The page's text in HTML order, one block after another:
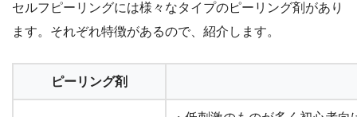
セルフピーリングには様々なタイプのピーリング剤があり
ます。それぞれ特徴があるので、紹介します。
ピーリング剤